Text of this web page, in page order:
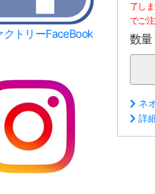
クトリーFaceBook
了し
でご注
数量
ネ
詳